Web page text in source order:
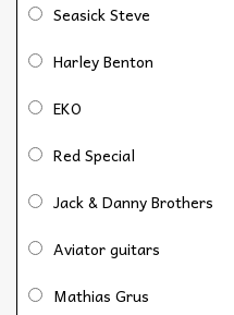
Seasick Steve
Harley Benton
EKO
Red Special
Jack & Danny Brothers
Aviator guitars
Mathias Grus